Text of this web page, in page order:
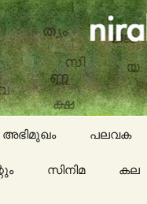
& lot more…
അഭിമുഖം പലവക
കായികം
സിനിമ കല